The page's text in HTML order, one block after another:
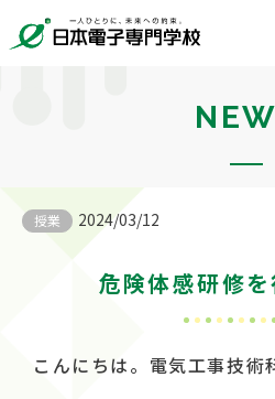
授業 2024/03/12
危険体感研修
こんにちは。電気工事技術